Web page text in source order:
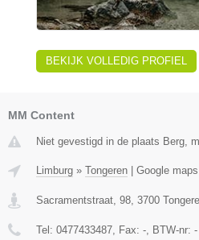
BEKIJK VOLLEDIG PROFIEL
MM Content
Niet gevestigd in de plaats Berg,
Limburg » Tongeren Google maps
Sacramentstraat, 98, 3700
Tel: 0477433487, Fax: -, BTW-nr: -